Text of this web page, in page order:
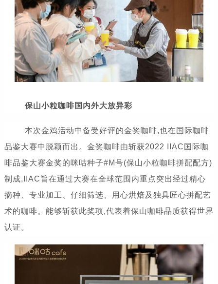
保山小粒咖啡国内外大放异彩
本次金鸡活动中备受好评的金奖咖啡,也在国际咖啡
品鉴大赛中脱颖而出。金奖咖啡由斩获2022 IIAC国际咖
啡品鉴大赛金奖的咪咕种子#M号(保山小粒咖啡拼配配方)
制成,IIAC旨在通过大赛在全球范围内重点突出经过精心
摘种、专业加工、仔细筛选、用心烘焙及独具匠心拼配艺
术的咖啡。能够斩获此奖项,代表着保山咖啡品质获得世界
认证。